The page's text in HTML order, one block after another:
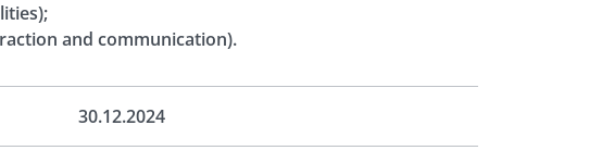
and communication).
30.12.2024